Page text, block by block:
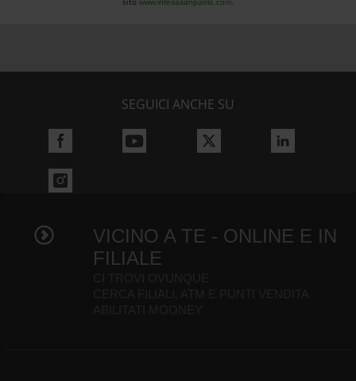
www.intesasanpaolo.com
SEGUICI ANCHE SU
VICINO A TE - ONLINE E IN
FILIALE